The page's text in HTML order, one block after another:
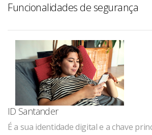
Funcionalidades de segurança
ID Santander
É a sua identidade digital e a chave